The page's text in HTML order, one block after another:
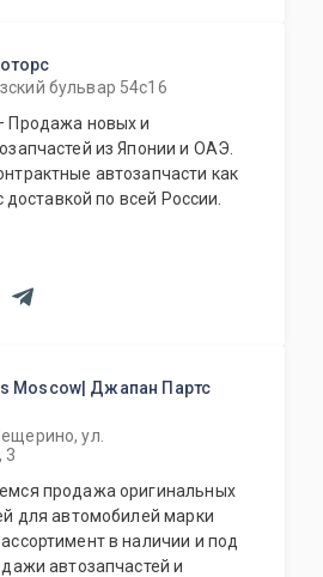
бульвар 54с16
Продажа новых и
из Японии и ОАЭ.
автозапчасти как
доставкой по всей России.
Moscow| Джапан Партс
ул.
3
продажа оригинальных
для автомобилей марки
в наличии и под
автозапчастей и